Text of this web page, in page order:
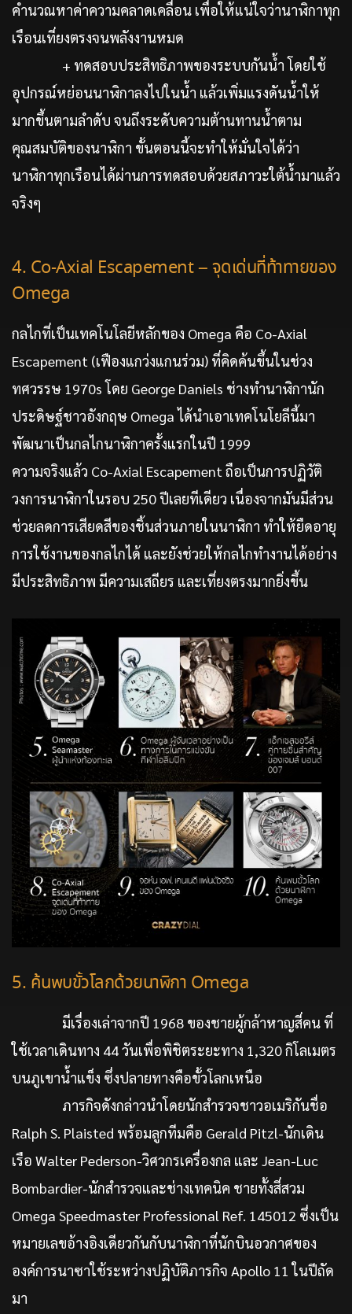
คำนวณหาค่าความคลาดเคลื่อน เพื่อให้แน่ใจว่านาฬิกาทุก
เรือนเที่ยงตรงจนพลังงานหมด
+ ทดสอบประสิทธิภาพของระบบกันน้ำ โดยใช้
อุปกรณ์หย่อนนาฬิกาลงไปในน้ำ แล้วเพิ่มแรงดันน้ำให้
มากขึ้นตามลำดับ จนถึงระดับความต้านทานน้ำตาม
คุณสมบัติของนาฬิกา ขั้นตอนนี้จะทำให้มั่นใจได้ว่า
นาฬิกาทุกเรือนได้ผ่านการทดสอบด้วยสภาวะใต้น้ำมาแล้ว
จริงๆ
4. Co-Axial Escapement – จุดเด่นที่ท้าทายของ
Omega
กลไกที่เป็นเทคโนโลยีหลักของ Omega คือ Co-Axial
Escapement (เฟืองแกว่งแกนร่วม) ที่คิดค้นขึ้นในช่วง
ทศวรรษ 1970s โดย George Daniels ช่างทำนาฬิกานัก
ประดิษฐ์ชาวอังกฤษ Omega ได้นำเอาเทคโนโยลีนี้มา
พัฒนาเป็นกลไกนาฬิกาครั้งแรกในปี 1999
ความจริงแล้ว Co-Axial Escapement ถือเป็นการปฏิวัติ
วงการนาฬิกาในรอบ 250 ปีเลยทีเดียว เนื่องจากมันมีส่วน
ช่วยลดการเสียดสีของชิ้นส่วนภายในนาฬิกา ทำให้ยืดอายุ
การใช้งานของกลไกได้ และยังช่วยให้กลไกทำงานได้อย่าง
มีประสิทธิภาพ มีความเสถียร และเที่ยงตรงมากยิ่งขึ้น
5. ค้นพบขั้วโลกด้วยนาฬิกา Omega
มีเรื่องเล่าจากปี 1968 ของชายผู้กล้าหาญสี่คน ที่
ใช้เวลาเดินทาง 44 วันเพื่อพิชิตระยะทาง 1,320 กิโลเมตร
บนภูเขาน้ำแข็ง ซึ่งปลายทางคือขั้วโลกเหนือ
ภารกิจดังกล่าวนำโดยนักสำรวจชาวอเมริกันชื่อ
Ralph S. Plaisted พร้อมลูกทีมคือ Gerald Pitzl-นักเดิน
เรือ Walter Pederson-วิศวกรเครื่องกล และ Jean-Luc
Bombardier-นักสำรวจและช่างเทคนิค ชายทั้งสี่สวม
Omega Speedmaster Professional Ref. 145012 ซึ่งเป็น
หมายเลขอ้างอิงเดียวกันกับนาฬิกาที่นักบินอวกาศของ
องค์การนาซาใช้ระหว่างปฏิบัติภารกิจ Apollo 11 ในปีถัด
มา